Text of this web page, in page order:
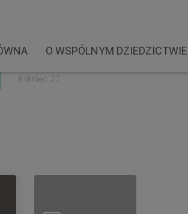
O WSPÓLNYM DZIEDZICTWIE
Created: 30-03-2023
Kliknięć: 27